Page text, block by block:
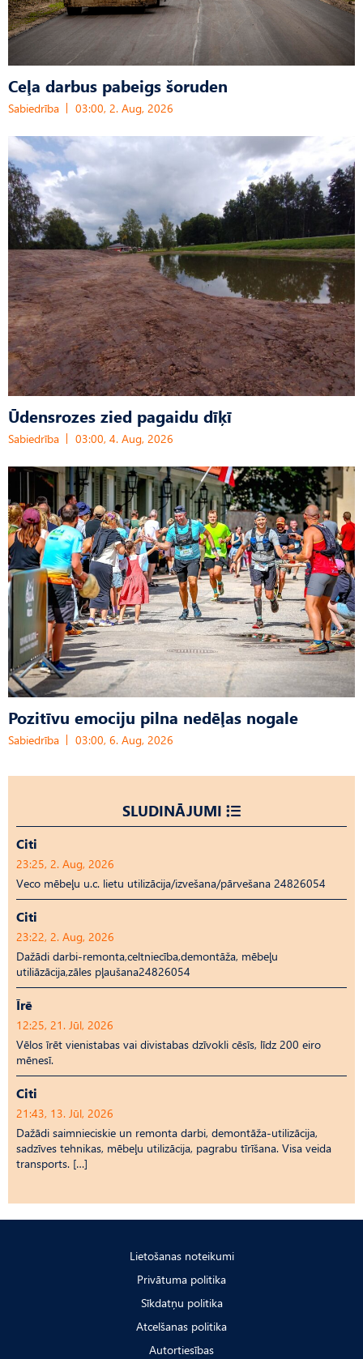
Ceļa darbus pabeigs šoruden
Sabiedrība 03:00, 2. Aug, 2026
Ūdensrozes zied pagaidu dīķī
Sabiedrība 03:00, 4. Aug, 2026
Pozitīvu emociju pilna nedēļas nogale
Sabiedrība 03:00, 6. Aug, 2026
SLUDINĀJUMI
Citi
23:25, 2. Aug, 2026
Veco mēbeļu u.c. lietu utilizācija/izvešana/pārvešana 24826054
Citi
23:22, 2. Aug, 2026
Dažādi darbi-remonta,celtniecība,demontāža, mēbeļu
utiliāzācija,zāles pļaušana24826054
Īrē
12:25, 21. Jūl, 2026
Vēlos īrēt vienistabas vai divistabas dzīvokli cēsīs, līdz 200 eiro
mēnesī.
Citi
21:43, 13. Jūl, 2026
Dažādi saimnieciskie un remonta darbi, demontāža-utilizācija,
sadzīves tehnikas, mēbeļu utilizācija, pagrabu tīrīšana. Visa veida
transports. […]
Lietošanas noteikumi
Privātuma politika
Sīkdatņu politika
Atcelšanas politika
Autortiesības